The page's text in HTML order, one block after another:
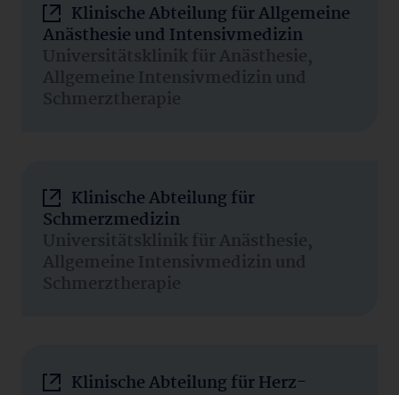
Klinische Abteilung für Allgemeine
Anästhesie und Intensivmedizin
Universitätsklinik für Anästhesie,
Allgemeine Intensivmedizin und
Schmerztherapie
Klinische Abteilung für
Schmerzmedizin
Universitätsklinik für Anästhesie,
Allgemeine Intensivmedizin und
Schmerztherapie
Klinische Abteilung für Herz-